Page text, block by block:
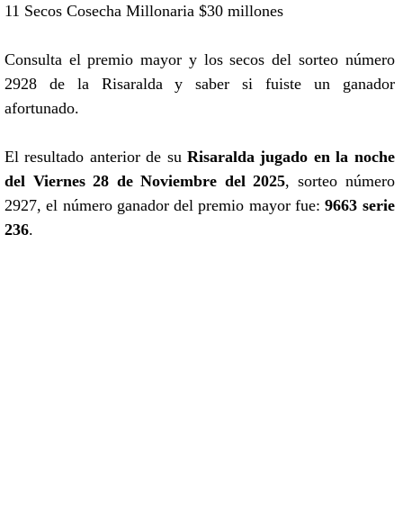
11 Secos Cosecha Millonaria $30 millones
Consulta el premio mayor y los secos del sorteo número
2928 de la Risaralda y saber si fuiste un ganador
afortunado.
El resultado anterior de su Risaralda jugado en la noche
del Viernes 28 de Noviembre del 2025, sorteo número
2927, el número ganador del premio mayor fue:9663 serie
236.